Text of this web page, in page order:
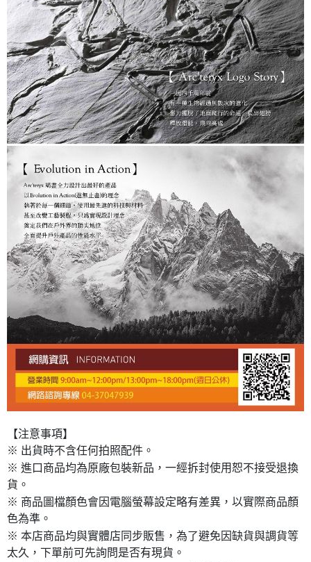
【注意事項】
※ 出貨時不含任何拍照配件。
※ 進口商品均為原廠包裝新品，一經拆封使用恕不接受退換
貨。
※ 商品圖檔顏色會因電腦螢幕設定略有差異，以實際商品顏
色為準。
※ 本店商品均與實體店同步販售，為了避免因缺貨與調貨等
太久，下單前可先詢問是否有現貨。